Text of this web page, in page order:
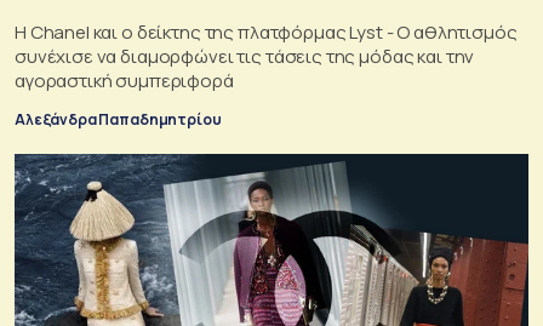
Η Chanel και ο δείκτης της πλατφόρμας Lyst - Ο αθλητισμός
συνέχισε να διαμορφώνει τις τάσεις της μόδας και την
αγοραστική συμπεριφορά
Αλεξάνδρα Παπαδημητρίου